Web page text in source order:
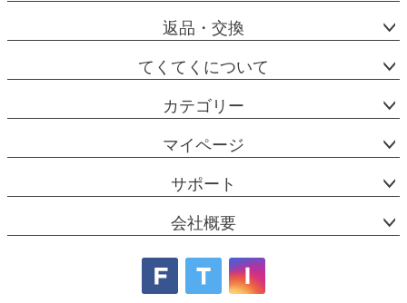
返品・交換
てくてくについて
カテゴリー
マイページ
サポート
会社概要